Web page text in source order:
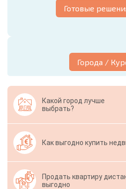
Готовые
Города /
Какой город лучше
выбрать?
Как выгодно купить
Продать квартиру
выгодно